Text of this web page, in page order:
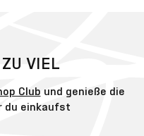
VIEL
Club und genieße die
du einkaufst